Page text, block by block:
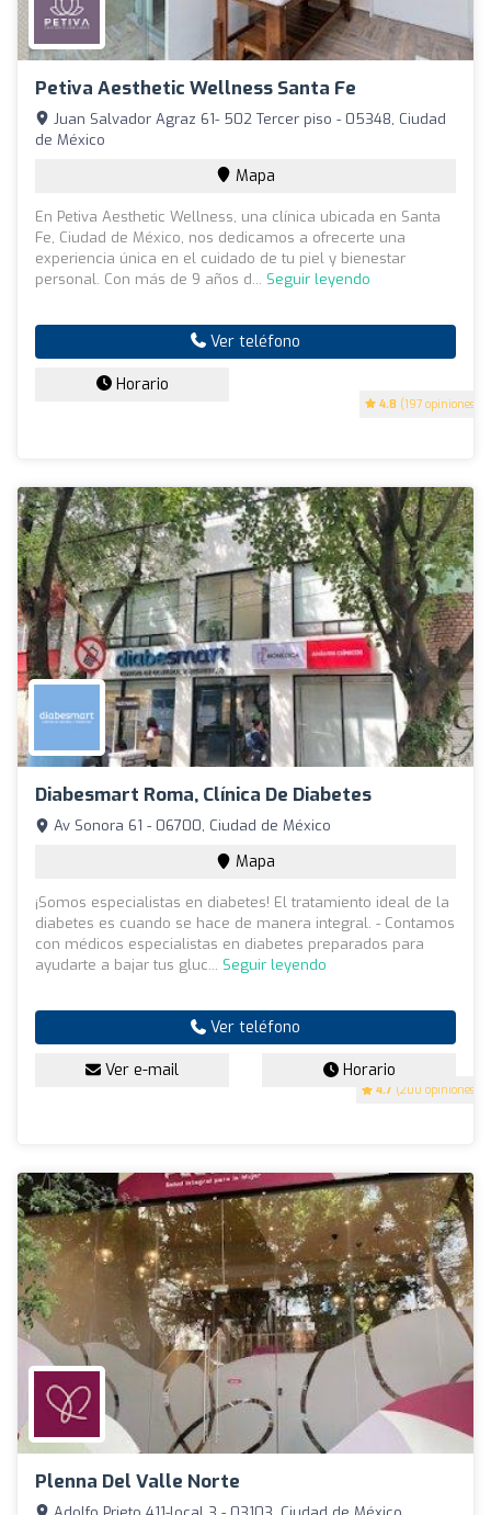
Petiva Aesthetic Wellness Santa Fe
4.8 (197 opiniones)
Juan Salvador Agraz 61- 502 Tercer piso - 05348, Ciudad
de México
Mapa
En Petiva Aesthetic Wellness, una clínica ubicada en Santa
Fe, Ciudad de México, nos dedicamos a ofrecerte una
experiencia única en el cuidado de tu piel y bienestar
personal. Con más de 9 años d... Seguir leyendo
Ver teléfono
Horario
Diabesmart Roma, Clínica De Diabetes
4.7 (200 opiniones)
Av Sonora 61 - 06700, Ciudad de México
Mapa
¡Somos especialistas en diabetes! El tratamiento ideal de la
diabetes es cuando se hace de manera integral. - Contamos
con médicos especialistas en diabetes preparados para
ayudarte a bajar tus gluc... Seguir leyendo
Ver teléfono
Ver e-mail Horario
Plenna Del Valle Norte